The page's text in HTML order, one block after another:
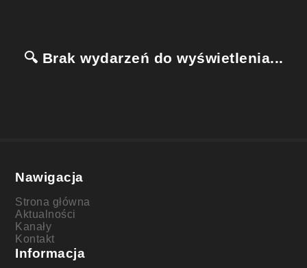
🔍 Brak wydarzeń do wyświetlenia...
Nawigacja
Strona główna
Aktualności
Kanały
Kontakt
Informacja